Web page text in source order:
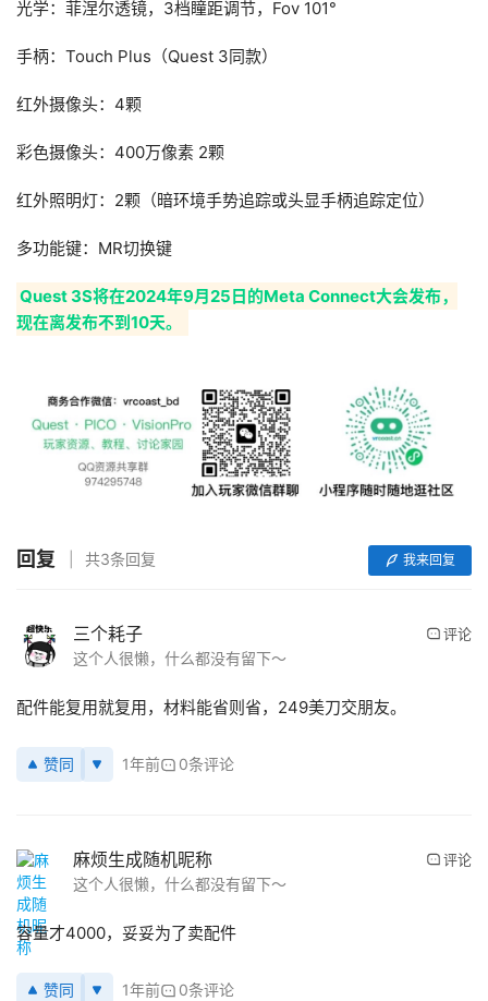
用
闻
V
R
备
名
论
坛
区
登录 注册
光学：菲涅尔透镜，3档瞳距调节，Fov 101°
手柄：Touch Plus（Quest 3同款）
红外摄像头：4颗
彩色摄像头：400万像素 2颗
红外照明灯：2颗（暗环境手势追踪或头显手柄追踪定位）
多功能键：MR切换键
Quest 3S将在2024年9月25日的Meta Connect大会发布，
现在离发布不到10天。
回复 共3条回复 我来回复
三个耗子
这个人很懒，什么都没有留下～
评论
配件能复用就复用，材料能省则省，249美刀交朋友。
赞同 1年前 0条评论
麻烦生成随机昵称
这个人很懒，什么都没有留下～
评论
容量才4000，妥妥为了卖配件
赞同 1年前 0条评论